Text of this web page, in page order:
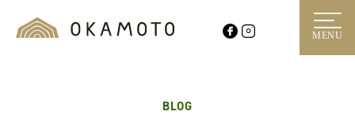
MENU
BLOG